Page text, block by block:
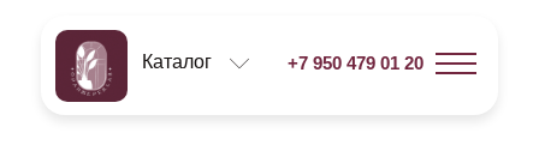
+7 950 479 01 20
Каталог